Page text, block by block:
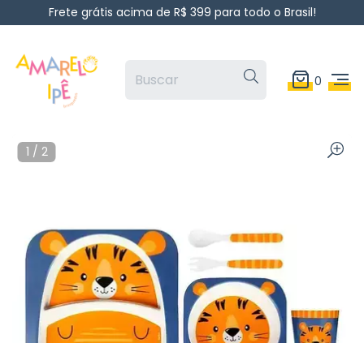
Frete grátis acima de R$ 399 para todo o Brasil!
0
1 / 2